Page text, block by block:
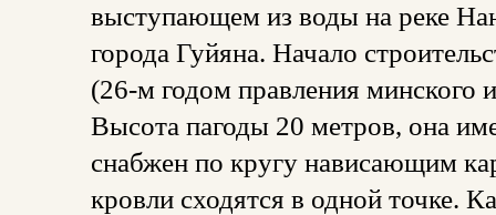
выступающем из воды на реке
города Гуйяна. Начало
(26-м годом правления минского
Высота пагоды 20 метров, она
снабжен по кругу нависающим
кровли сходятся в одной точке.